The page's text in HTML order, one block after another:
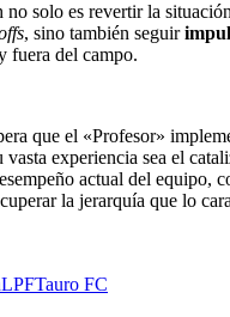
no solo es revertir la
, sino también seguir
fuera del campo.
que el «Profesor»
vasta experiencia sea el
actual del equipo,
la jerarquía que lo
LPFTauro FC